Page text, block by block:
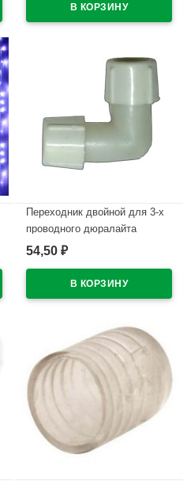
Переходник двойной для 3-х
проводного дюралайта
В наличии
54,50 ₽